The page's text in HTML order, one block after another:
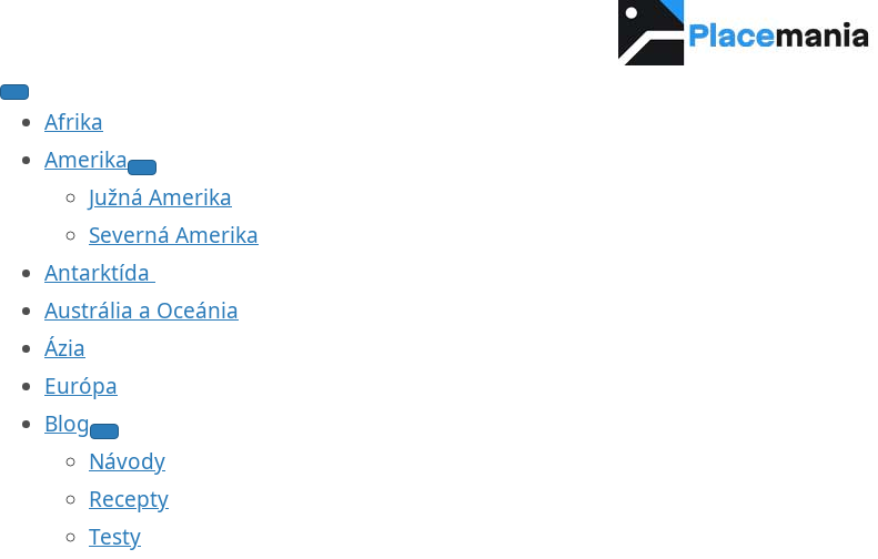
Afrika
Amerika
Južná Amerika
Severná Amerika
Antarktída
Austrália a Oceánia
Ázia
Európa
Blog
Návody
Recepty
Testy